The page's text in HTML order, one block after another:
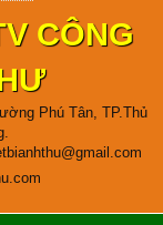
CÔNG
Phú Tân, TP.Thủ